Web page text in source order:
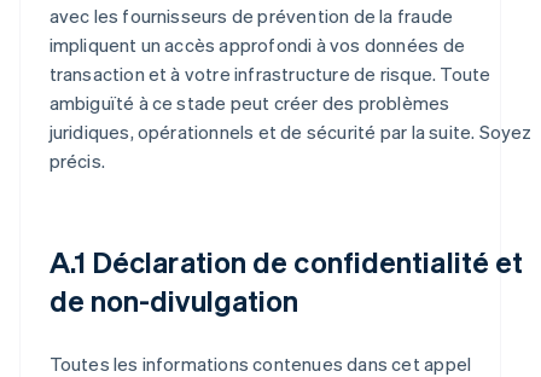
avec les fournisseurs de prévention de la fraude
impliquent un accès approfondi à vos données de
transaction et à votre infrastructure de risque. Toute
ambiguïté à ce stade peut créer des problèmes
juridiques, opérationnels et de sécurité par la suite. Soyez
précis.
A.1 Déclaration de confidentialité et
de non-divulgation
Toutes les informations contenues dans cet appel